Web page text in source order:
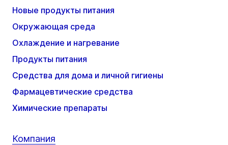
Новые продукты питания
Окружающая среда
Охлаждение и нагревание
Продукты питания
Средства для дома и личной гигиены
Фармацевтические средства
Химические препараты
Компания